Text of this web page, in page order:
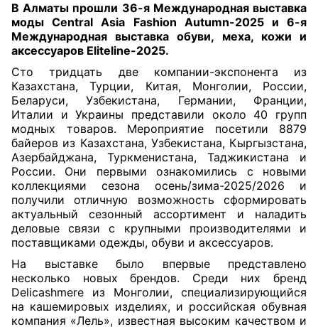
В Алматы прошли 36-я Международная выставка
моды Central Asia Fashion Autumn-2025 и 6-я
Международная выставка обуви, меха, кожи и
аксессуаров Eliteline-2025.
Сто тридцать две компании-экспонента из
Казахстана, Турции, Китая, Монголии, России,
Беларуси, Узбекистана, Германии, Франции,
Италии и Украины представили около 40 групп
модных товаров. Мероприятие посетили 8879
байеров из Казахстана, Узбекистана, Кыргызстана,
Азербайджана, Туркменистана, Таджикистана и
России. Они первыми ознакомились с новыми
коллекциями сезона осень/зима-2025/2026 и
получили отличную возможность сформировать
актуальный сезонный ассортимент и наладить
деловые связи с крупными производителями и
поставщиками одежды, обуви и аксессуаров.
На выставке было впервые представлено
несколько новых брендов. Среди них бренд
Delicashmere из Монголии, специализирующийся
на кашемировых изделиях, и российская обувная
компания «Лель», известная высоким качеством и